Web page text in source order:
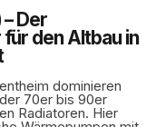
Der
den Altbau in
dominieren
70er bis 90er
Radiatoren. Hier